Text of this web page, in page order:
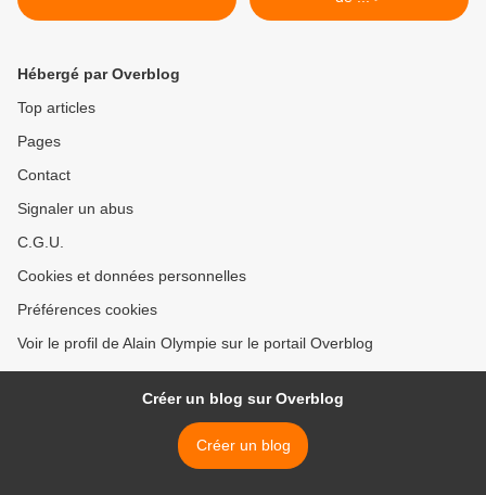
Hébergé par Overblog
Top articles
Pages
Contact
Signaler un abus
C.G.U.
Cookies et données personnelles
Préférences cookies
Voir le profil de Alain Olympie sur le portail Overblog
Créer un blog sur Overblog
Créer un blog